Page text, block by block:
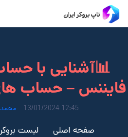
📊آشنایی با
فایننس – حساب
12:45 13/01/2024 -
صفحه اصلی
لیست